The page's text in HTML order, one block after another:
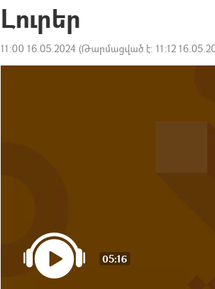
Լուրեր
11:00 16.05.2024 (Թարմացված է: 11:12
05:16